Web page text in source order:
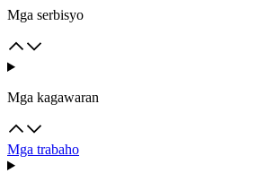
Mga serbisyo
Mga kagawaran
Mga trabaho